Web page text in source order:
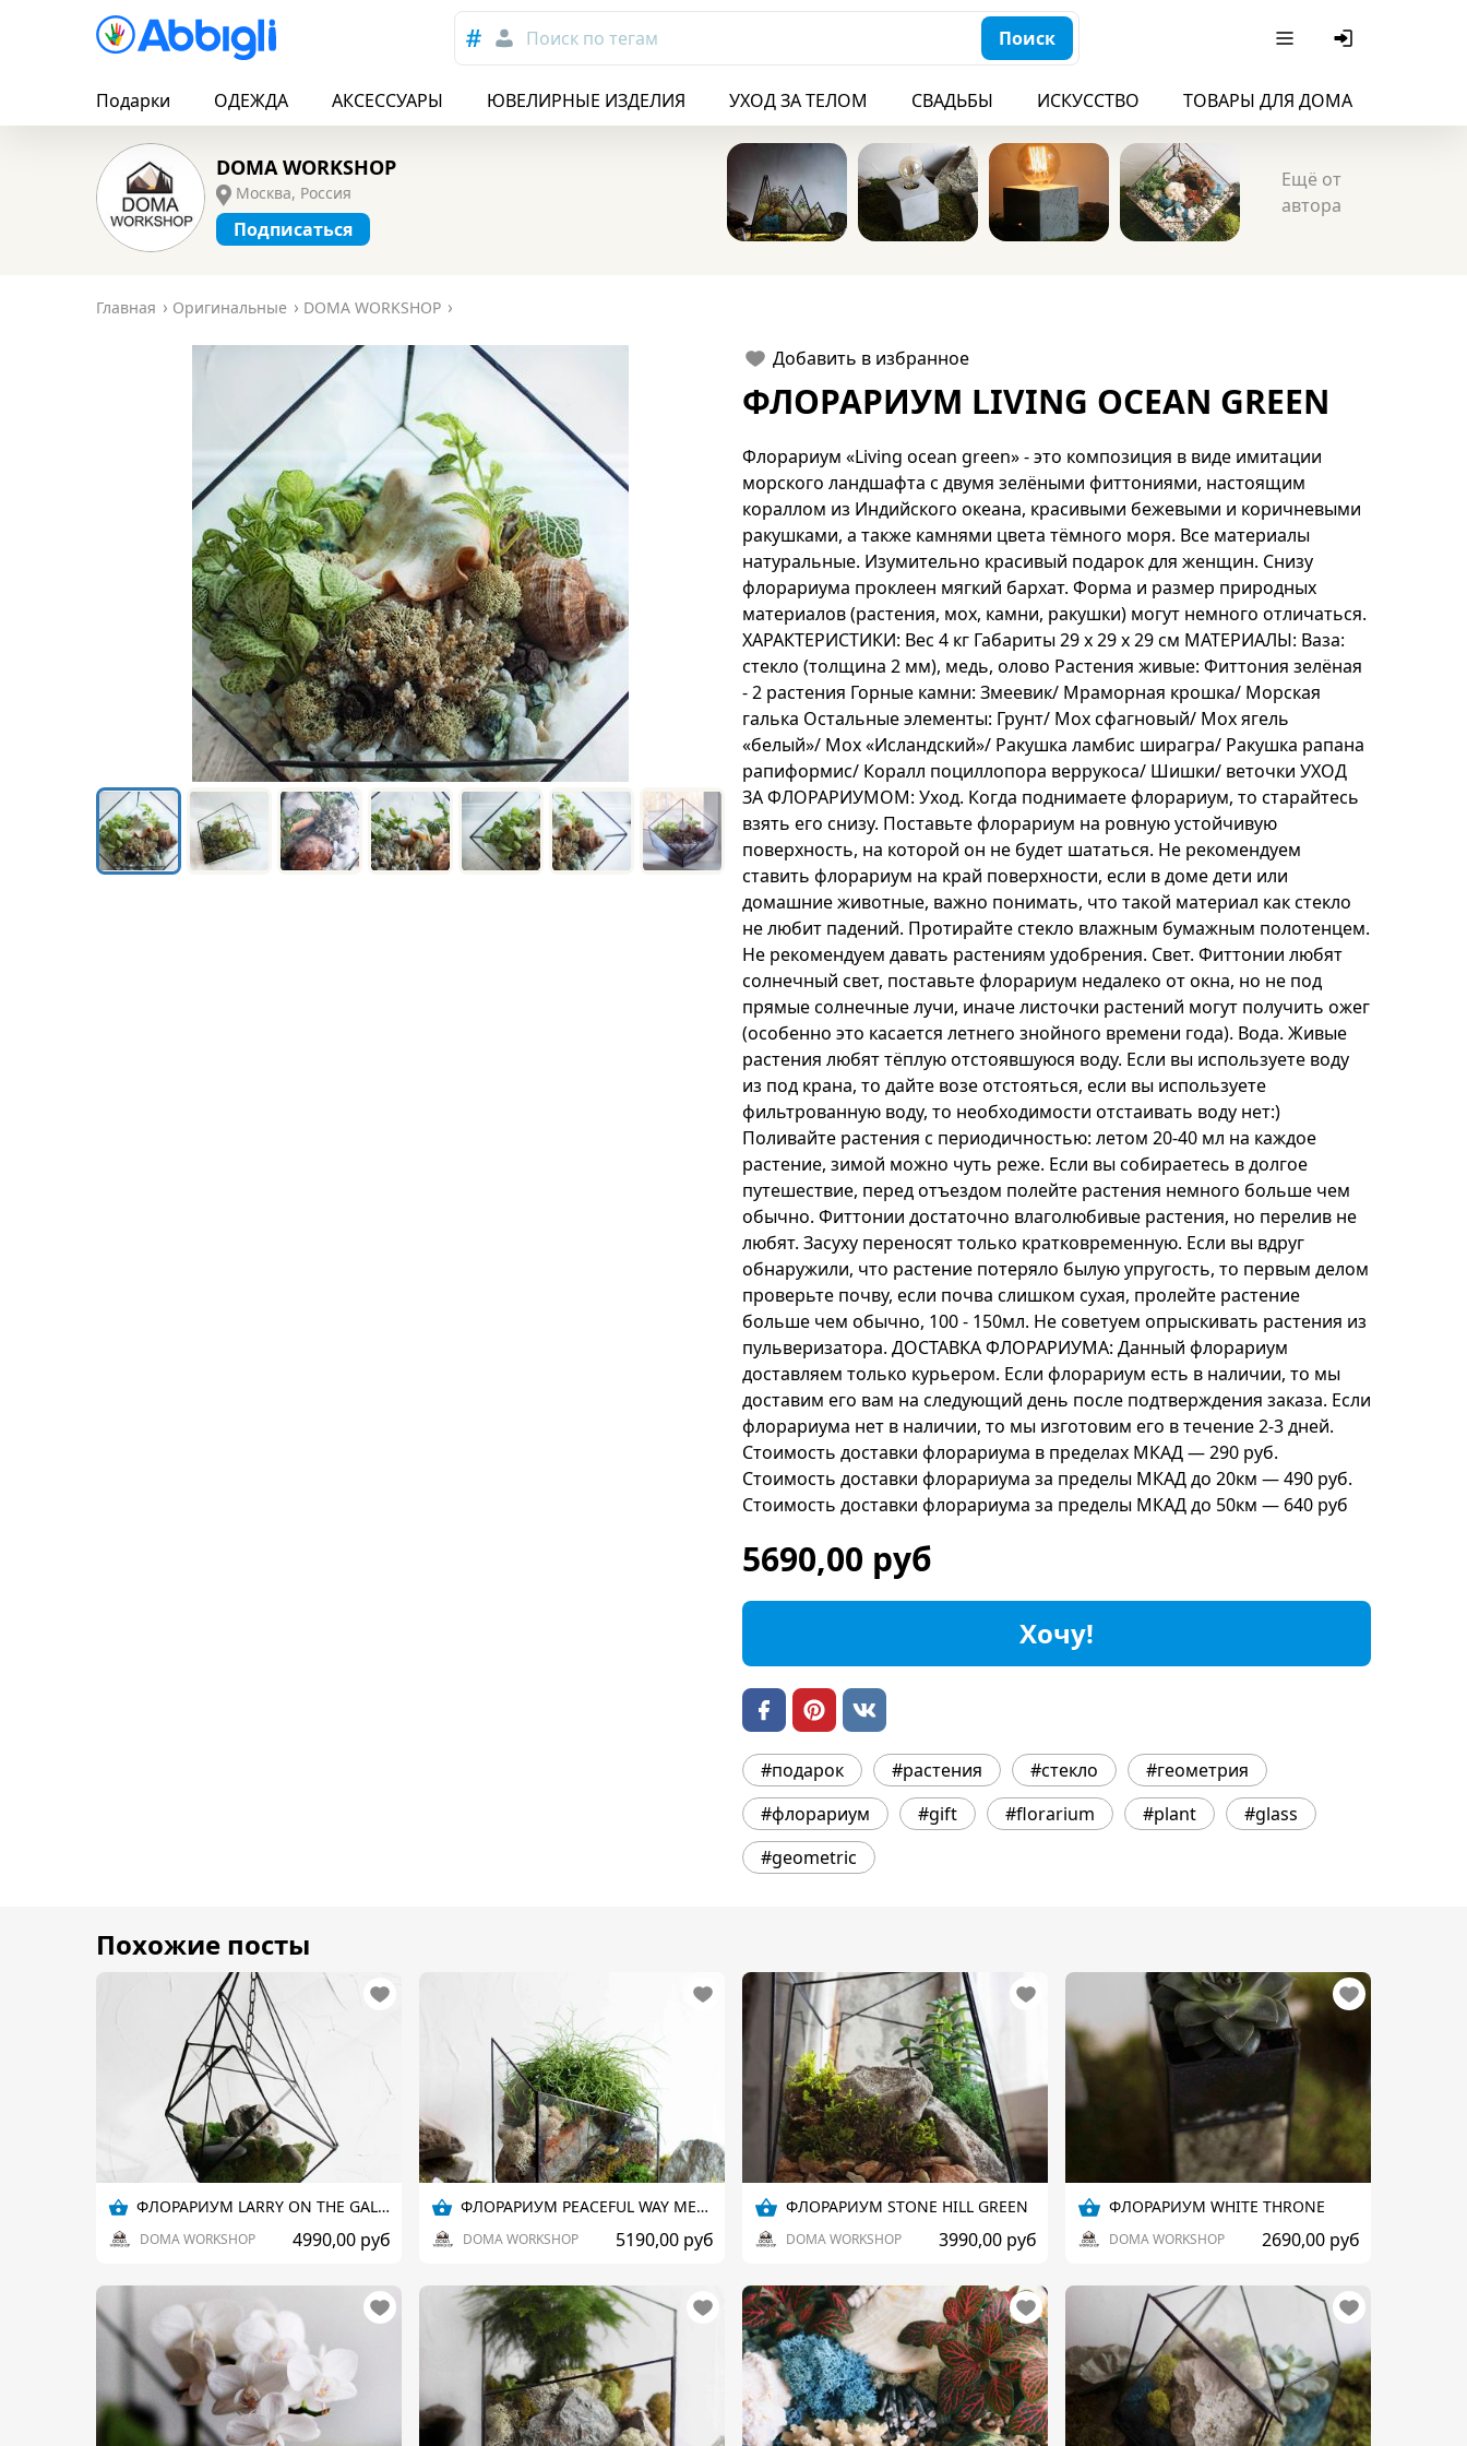
Поиск по тегам Поиск
Подарки ОДЕЖДА АКСЕССУАРЫ ЮВЕЛИРНЫЕ ИЗДЕЛИЯ УХОД ЗА ТЕЛОМ СВАДЬБЫ ИСКУССТВО ТОВАРЫ ДЛЯ ДОМА
DOMA WORKSHOP
Москва, Россия
Подписаться
Ещё от
автора
Главная Оригинальные DOMA WORKSHOP
Добавить в избранное
ФЛОРАРИУМ LIVING OCEAN GREEN
Флорариум «Living ocean green» - это композиция в виде имитации
морского ландшафта с двумя зелёными фиттониями, настоящим
кораллом из Индийского океана, красивыми бежевыми и коричневыми
ракушками, а также камнями цвета тёмного моря. Все материалы
натуральные. Изумительно красивый подарок для женщин. Снизу
флорариума проклеен мягкий бархат. Форма и размер природных
материалов (растения, мох, камни, ракушки) могут немного отличаться.
ХАРАКТЕРИСТИКИ: Вес 4 кг Габариты 29 х 29 х 29 см МАТЕРИАЛЫ: Ваза:
стекло (толщина 2 мм), медь, олово Растения живые: Фиттония зелёная
- 2 растения Горные камни: Змеевик/ Мраморная крошка/ Морская
галька Остальные элементы: Грунт/ Мох сфагновый/ Мох ягель
«белый»/ Мох «Исландский»/ Ракушка ламбис ширагра/ Ракушка рапана
рапиформис/ Коралл поциллопора веррукоса/ Шишки/ веточки УХОД
ЗА ФЛОРАРИУМОМ: Уход. Когда поднимаете флорариум, то старайтесь
взять его снизу. Поставьте флорариум на ровную устойчивую
поверхность, на которой он не будет шататься. Не рекомендуем
ставить флорариум на край поверхности, если в доме дети или
домашние животные, важно понимать, что такой материал как стекло
не любит падений. Протирайте стекло влажным бумажным полотенцем.
Не рекомендуем давать растениям удобрения. Свет. Фиттонии любят
солнечный свет, поставьте флорариум недалеко от окна, но не под
прямые солнечные лучи, иначе листочки растений могут получить ожег
(особенно это касается летнего знойного времени года). Вода. Живые
растения любят тёплую отстоявшуюся воду. Если вы используете воду
из под крана, то дайте возе отстояться, если вы используете
фильтрованную воду, то необходимости отстаивать воду нет:)
Поливайте растения с периодичностью: летом 20-40 мл на каждое
растение, зимой можно чуть реже. Если вы собираетесь в долгое
путешествие, перед отъездом полейте растения немного больше чем
обычно. Фиттонии достаточно влаголюбивые растения, но перелив не
любят. Засуху переносят только кратковременную. Если вы вдруг
обнаружили, что растение потеряло былую упругость, то первым делом
проверьте почву, если почва слишком сухая, пролейте растение
больше чем обычно, 100 - 150мл. Не советуем опрыскивать растения из
пульверизатора. ДОСТАВКА ФЛОРАРИУМА: Данный флорариум
доставляем только курьером. Если флорариум есть в наличии, то мы
доставим его вам на следующий день после подтверждения заказа. Если
флорариума нет в наличии, то мы изготовим его в течение 2-3 дней.
Стоимость доставки флорариума в пределах МКАД — 290 руб.
Стоимость доставки флорариума за пределы МКАД до 20км — 490 руб.
Стоимость доставки флорариума за пределы МКАД до 50км — 640 руб
5690,00 руб
Хочу!
#подарок #растения #стекло
#геометрия
#флорариум
#gift #florarium #plant
#glass
#geometric
Похожие посты
ФЛОРАРИУМ LARRY ON THE GALLOWS
DOMA WORKSHOP 4990,00 руб
ФЛОРАРИУМ PEACEFUL WAY MEDIUM
DOMA WORKSHOP 5190,00 руб
ФЛОРАРИУМ STONE HILL GREEN
DOMA WORKSHOP 3990,00 руб
ФЛОРАРИУМ WHITE THRONE
DOMA WORKSHOP 2690,00 руб